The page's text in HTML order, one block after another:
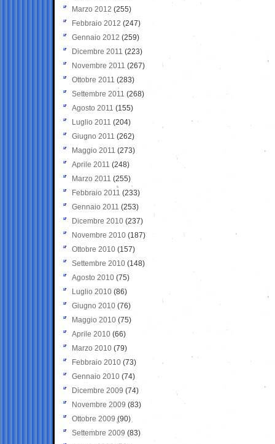
Marzo 2012 (255)
Febbraio 2012 (247)
Gennaio 2012 (259)
Dicembre 2011 (223)
Novembre 2011 (267)
Ottobre 2011 (283)
Settembre 2011 (268)
Agosto 2011 (155)
Luglio 2011 (204)
Giugno 2011 (262)
Maggio 2011 (273)
Aprile 2011 (248)
Marzo 2011 (255)
Febbraio 2011 (233)
Gennaio 2011 (253)
Dicembre 2010 (237)
Novembre 2010 (187)
Ottobre 2010 (157)
Settembre 2010 (148)
Agosto 2010 (75)
Luglio 2010 (86)
Giugno 2010 (76)
Maggio 2010 (75)
Aprile 2010 (66)
Marzo 2010 (79)
Febbraio 2010 (73)
Gennaio 2010 (74)
Dicembre 2009 (74)
Novembre 2009 (83)
Ottobre 2009 (90)
Settembre 2009 (83)